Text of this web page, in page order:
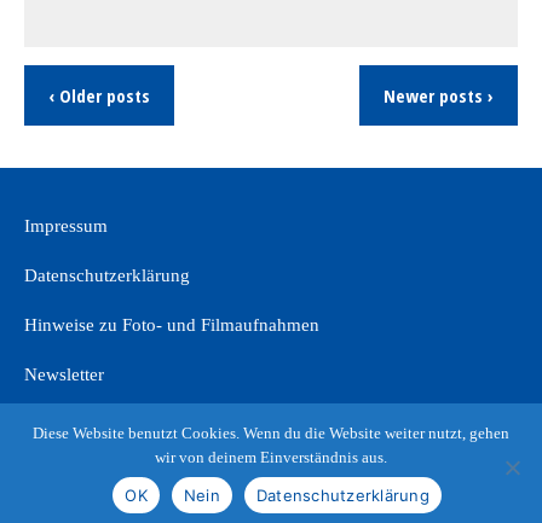
‹ Older posts Newer posts ›
Impressum
Datenschutzerklärung
Hinweise zu Foto- und Filmaufnahmen
Newsletter
Diese Website benutzt Cookies. Wenn du die Website weiter nutzt, gehen
wir von deinem Einverständnis aus.
OK Nein Datenschutzerklärung